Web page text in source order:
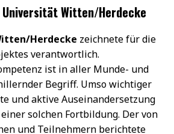
Witten/Herdecke
Herdecke zeichnete für die
verantwortlich.
ist in aller Munde- und
Begriff. Umso wichtiger
und aktive Auseinandersetzung
solchen Fortbildung. Der von
und Teilnehmern berichtete